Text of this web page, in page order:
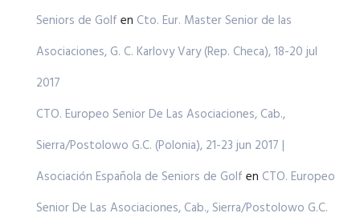
Seniors de Golf en Cto. Eur. Master Senior de las
Asociaciones, G. C. Karlovy Vary (Rep. Checa), 18-20 jul
2017
CTO. Europeo Senior De Las Asociaciones, Cab.,
Sierra/Postolowo G.C. (Polonia), 21-23 jun 2017 |
Asociación Española de Seniors de Golf en CTO. Europeo
Senior De Las Asociaciones, Cab., Sierra/Postolowo G.C.